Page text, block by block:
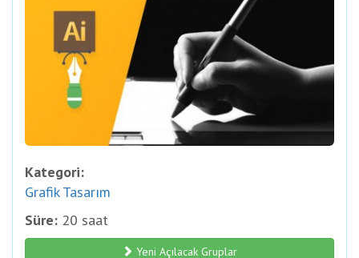
Kategori:
Grafik Tasarım
Süre: 20 saat
Yeni Açılacak Gruplar